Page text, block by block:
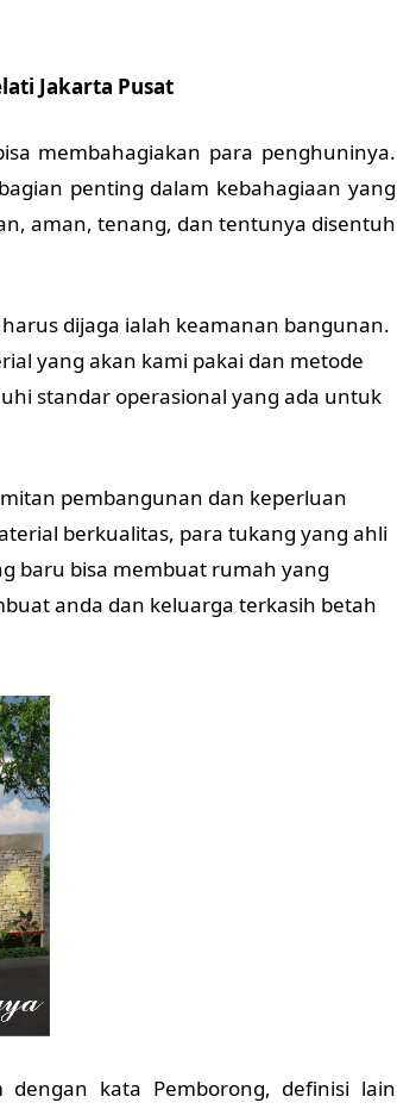
Jakarta Pusat
membahagiakan para penghuninya.
penting dalam kebahagiaan yang
aman, tenang, dan tentunya disentuh
dijaga ialah keamanan bangunan.
yang akan kami pakai dan metode
standar operasional yang ada untuk
pembangunan dan keperluan
berkualitas, para tukang yang ahli
baru bisa membuat rumah yang
anda dan keluarga terkasih betah
dengan kata Pemborong, definisi lain